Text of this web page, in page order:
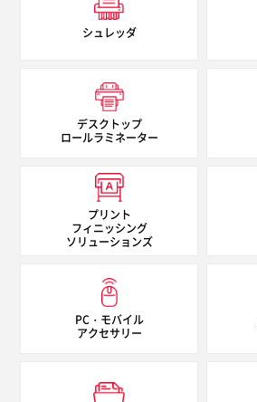
1,400mm
最大2,500mm/分（可変式）
正逆両回転
77mm（3インチ）
シュレッダ
デスクトップ
ロールラミネーター
プリント
フィニッシング
ソリューションズ
PC・モバイル
アクセサリー